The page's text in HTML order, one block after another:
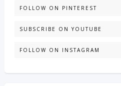
FOLLOW ON PINTEREST
SUBSCRIBE ON YOUTUBE
FOLLOW ON INSTAGRAM